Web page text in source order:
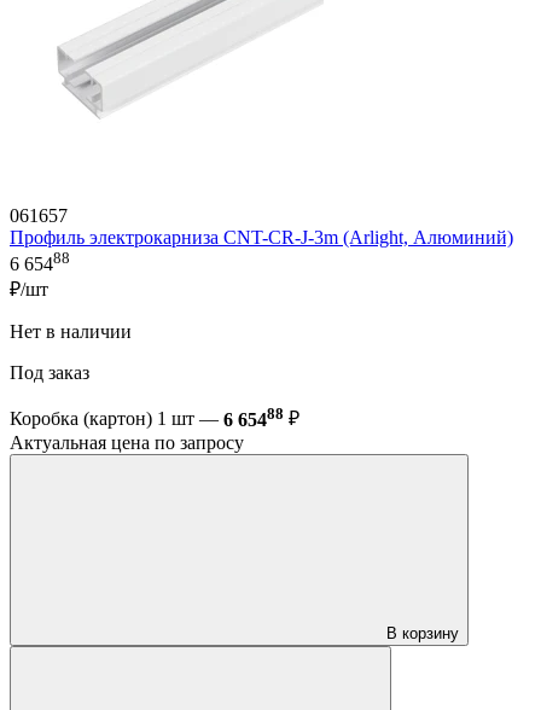
061657
Профиль электрокарниза CNT-CR-J-3m (Arlight, Алюминий)
6 65488
₽/шт
Нет в наличии
Под заказ
Коробка (картон) 1 шт — 6 65488 ₽
Актуальная цена по запросу
В корзину